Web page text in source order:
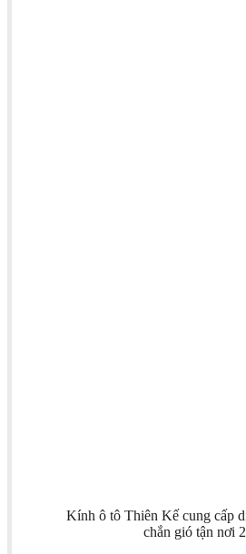
Kính ô tô Thiên Kế cung cấp
chắn gió tận nơi